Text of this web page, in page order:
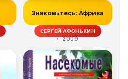
Знакомьтесь: Африка
СЕРГЕЙ АФОНЬКИН
2009